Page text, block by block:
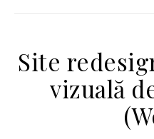
Site
vizuală